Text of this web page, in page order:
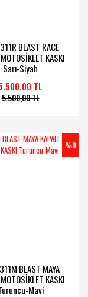
BLAST RACE
KASKI
Sarı-Siyah
TL
5.500,00 TL
%0
BLAST MAYA
KASKI
Mavi